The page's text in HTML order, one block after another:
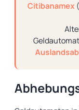
Citibanamex